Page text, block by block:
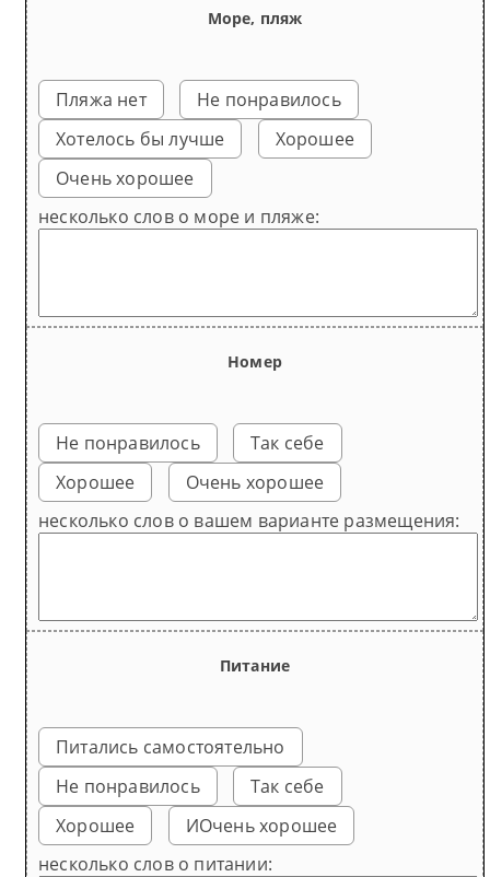
Море, пляж
Пляжа нет
Не понравилось
Хотелось бы лучше
Хорошее
Очень хорошее
несколько слов о море и пляже:
Номер
Не понравилось
Так себе
Хорошее
Очень хорошее
несколько слов о вашем варианте размещения:
Питание
Питались самостоятельно
Не понравилось
Так себе
Хорошее
ИОчень хорошее
несколько слов о питании: